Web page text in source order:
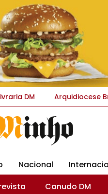
DM Arquidiocese
Nacional
Canudo DM